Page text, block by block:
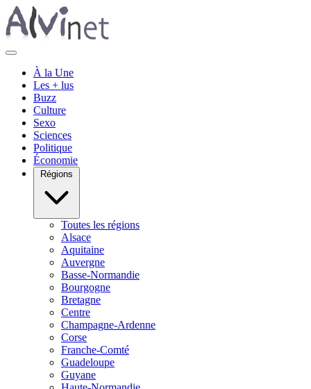
À la Une
Les + lus
Buzz
Culture
Sexo
Sciences
Politique
Économie
Régions
Toutes les régions
Alsace
Aquitaine
Auvergne
Basse-Normandie
Bourgogne
Bretagne
Centre
Champagne-Ardenne
Corse
Franche-Comté
Guadeloupe
Guyane